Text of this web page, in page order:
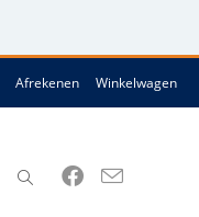
Afrekenen Winkelwagen
Toggle